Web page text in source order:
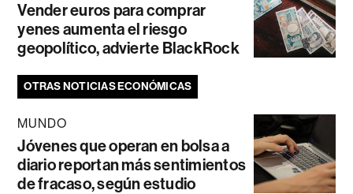
Vender euros para comprar
yenes aumenta el riesgo
geopolítico, advierte BlackRock
OTRAS NOTICIAS ECONÓMICAS
MUNDO
Jóvenes que operan en bolsa a
diario reportan más sentimientos
de fracaso, según estudio